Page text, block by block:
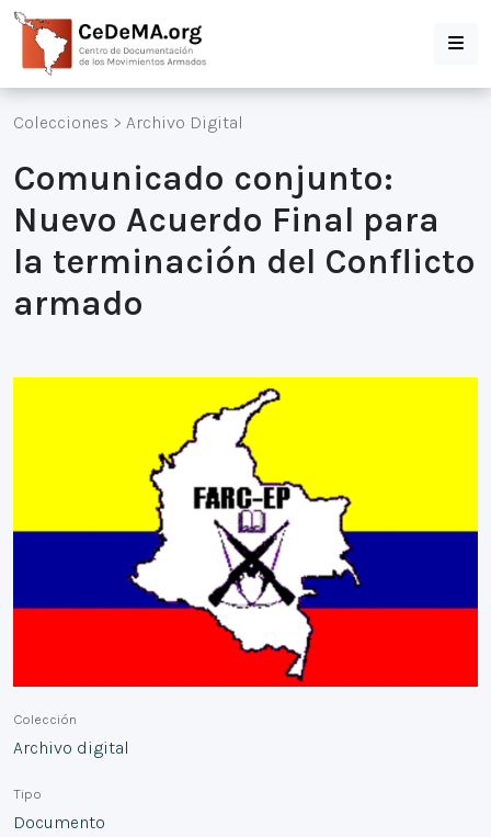
Colecciones > Archivo Digital
Comunicado conjunto:
Nuevo Acuerdo Final para
la terminación del Conflicto
armado
Colección
Archivo digital
Tipo
Documento